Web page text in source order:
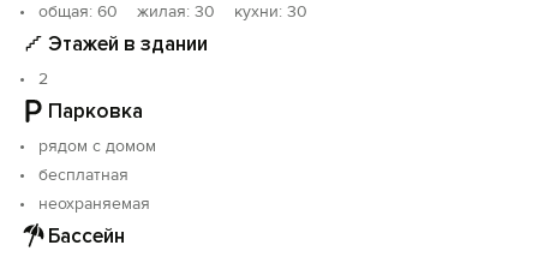
oбщая: 60 жилая: 30 кухни: 30
Этажей в здании
2
Парковка
рядом с домом
бесплатная
неохраняемая
Бассейн